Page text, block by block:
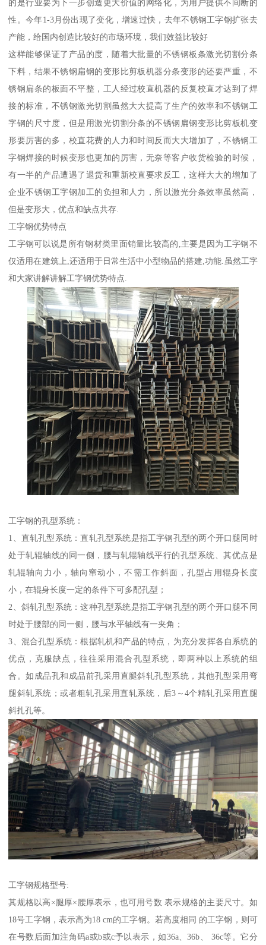
的是行业要为下一步创造更大价值的网络化，为用户提供不间断的
性。今年1-3月份出现了变化，增速过快，去年不锈钢工字钢扩张去
产能，给国内创造比较好的市场环境，我们效益比较好
这样能够保证了产品的度，随着大批量的不锈钢板条激光切割分条
下料，结果不锈钢扁钢的变形比剪板机器分条变形的还要严重，不
锈钢扁条的板面不平整，工人经过校直机器的反复校直才达到了焊
接的标准，不锈钢激光切割虽然大大提高了生产的效率和不锈钢工
字钢的尺寸度，但是用激光切割分条的不锈钢扁钢变形比剪板机变
形要厉害的多，校直花费的人力和时间反而大大增加了，不锈钢工
字钢焊接的时候变形也更加的厉害，无奈等客户收货检验的时候，
有一半的产品遭遇了退货和重新校直要求反工，这样大大的增加了
企业不锈钢工字钢加工的负担和人力，所以激光分条效率虽然高，
但是变形大，优点和缺点共存.
工字钢优势特点
工字钢可以说是所有钢材类里面销量比较高的,主要是因为工字钢不
仅适用在建筑上,还适用于日常生活中小型物品的搭建,功能.虽然工字
和大家讲解讲解工字钢优势特点.
工字钢的孔型系统：
1、直轧孔型系统：直轧孔型系统是指工字钢孔型的两个开口腿同时
处于轧辊轴线的同一侧，腰与轧辊轴线平行的孔型系统、其优点是
轧辊轴向力小，轴向窜动小，不需工作斜面，孔型占用辊身长度
小，在辊身长度一定的条件下可多配孔型；
2、斜轧孔型系统：这种孔型系统是指工字钢孔型的两个开口腿不同
时处于腰部的同一侧，腰与水平轴线有一夹角；
3、混合孔型系统：根据轧机和产品的特点，为充分发挥各自系统的
优点，克服缺点，往往采用混合孔型系统，即两种以上系统的组
合。如成品孔和成品前孔采用直腿斜轧孔型系统，其他孔型采用弯
腿斜轧系统；或者粗轧孔采用直轧系统，后3～4个精轧孔采用直腿
斜扎孔等。
工字钢规格型号:
其规格以高×腿厚×腰厚表示，也可用号数 表示规格的主要尺寸。如
18号工字钢，表示高为18 cm的工字钢。若高度相同 的工字钢，则可
在号数后面加注角码a或b或c予以表示，如36a、36b、 36c等。它分